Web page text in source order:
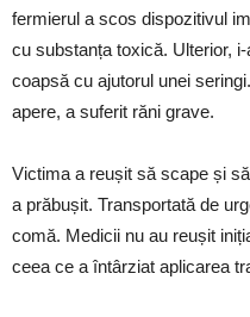
fermierul a scos dispozitivul
cu substanța toxică. Ulterior,
coapsă cu ajutorul unei
apere, a suferit răni grave.
Victima a reușit să scape și
a prăbușit. Transportată de
comă. Medicii nu au reușit
ceea ce a întârziat aplicarea